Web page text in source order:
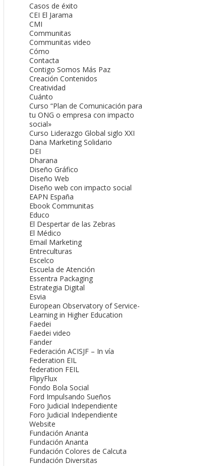
Casos de éxito
CEI El Jarama
CMI
Communitas
Communitas video
Cómo
Contacta
Contigo Somos Más Paz
Creación Contenidos
Creatividad
Cuánto
Curso “Plan de Comunicación para
tu ONG o empresa con impacto
social»
Curso Liderazgo Global siglo XXI
Dana Marketing Solidario
DEI
Dharana
Diseño Gráfico
Diseño Web
Diseño web con impacto social
EAPN España
Ebook Communitas
Educo
El Despertar de las Zebras
El Médico
Email Marketing
Entreculturas
Escelco
Escuela de Atención
Essentra Packaging
Estrategia Digital
Esvia
European Observatory of Service-
Learning in Higher Education
Faedei
Faedei video
Fander
Federación ACISJF – In vía
Federation EIL
federation FEIL
FlipyFlux
Fondo Bola Social
Ford Impulsando Sueños
Foro Judicial Independiente
Foro Judicial Independiente
Website
Fundación Ananta
Fundación Ananta
Fundación Colores de Calcuta
Fundación Diversitas